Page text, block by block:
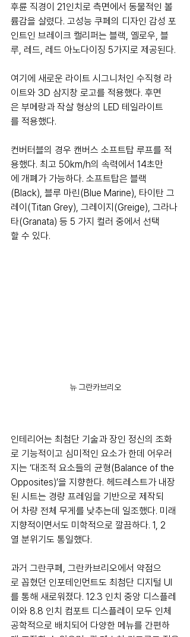
후륜 직경이 21인치로 측면에서 동물적인 볼
륨감을 살렸다. 고성능 쿠페의 디자인 감성 포
인트인 브레이크 캘리퍼는 블랙, 옐로우, 블
루, 레드, 레드 아노다이징 5가지로 제공된다.
여기에 새로운 라이트 시그니처인 수직형 라
이트와 3D 삼지창 로고를 적용했다. 후면
은 부메랑과 작살 형상의 LED 테일라이트
를 적용했다.
컨버터블의 경우 캔버스 소프트탑 루프를 적
용했다. 최고 50km/h의 속력에서 14초만
에 개폐가 가능하다. 소프트탑은 블랙
(Black), 블루 마린(Blue Marine), 타이탄 그
레이(Titan Grey), 그레이지(Greige), 그라나
타(Granata) 등 5 가지 컬러 중에서 선택
할 수 있다.
뉴 그란카브리오
인테리어는 최첨단 기술과 장인 정신의 조화
로 기능적이고 심미적인 요소가 한데 어우러
지는 ‘대조적 요소들의 균형(Balance of the
Opposites)’을 지향한다. 헤드레스트가 내장
된 시트는 경량 프레임을 기반으로 제작되
어 차량 전체 무게를 낮추는데 일조했다. 미래
지향적이면서도 미학적으로 깔끔하다. 1, 2
열 분위기도 통일했다.
과거 그란쿠페, 그란카브리오에서 약점으
로 꼽혔던 인포테인먼트도 최첨단 디지털 UI
를 통해 새로워졌다. 12.3 인치 중앙 디스플레
이와 8.8 인치 컴포트 디스플레이 모두 인체
공학적으로 배치되어 다양한 메뉴를 간편하